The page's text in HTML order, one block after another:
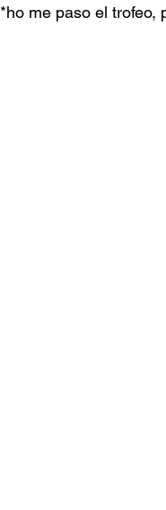
me paso el trofeo,